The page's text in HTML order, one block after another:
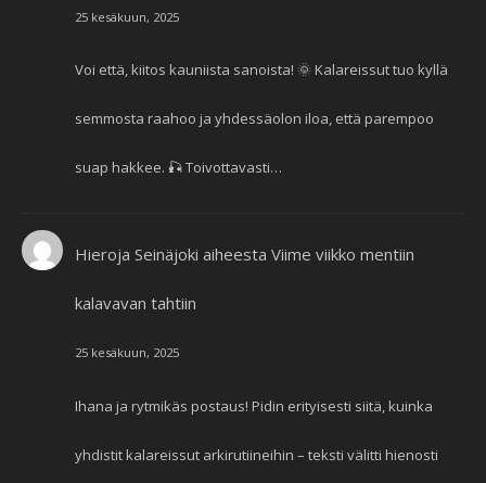
25 kesäkuun, 2025
Voi että, kiitos kauniista sanoista! 🌞 Kalareissut tuo kyllä
semmosta raahoo ja yhdessäolon iloa, että parempoo
suap hakkee. 🎣 Toivottavasti…
Hieroja Seinäjoki aiheesta Viime viikko mentiin
kalavavan tahtiin
25 kesäkuun, 2025
Ihana ja rytmikäs postaus! Pidin erityisesti siitä, kuinka
yhdistit kalareissut arkirutiineihin – teksti välitti hienosti